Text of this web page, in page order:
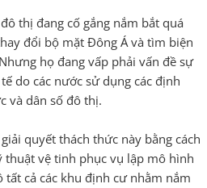
thị đang cố gắng nắm bắt quá
đổi bộ mặt Đông Á và tìm biện
họ đang vấp phải vấn đề sự
do các nước sử dụng các định
và dân số đô thị.
quyết thách thức này bằng cách
thuật vệ tinh phục vụ lập mô hình
tất cả các khu định cư nhằm nắm